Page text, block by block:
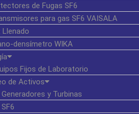
de Fugas SF6
para gas SF6 VAISALA
Llenado
densímetro WIKA
Fijos de Laboratorio
de Activos
Generadores y Turbinas